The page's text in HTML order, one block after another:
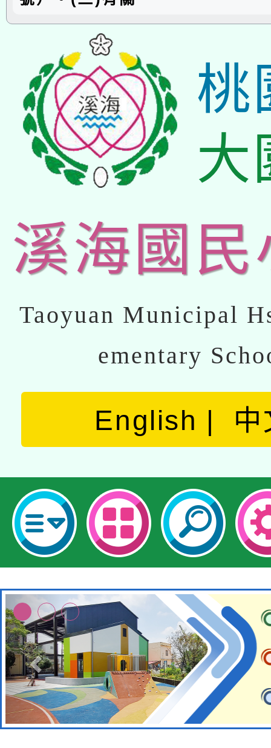
桃
大
溪海國民
Taoyuan Municipal
ementary
English 中
本校115學年度第2次
適應運動共學行動站研